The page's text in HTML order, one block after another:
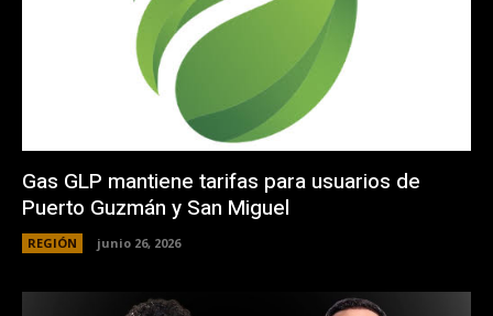
Gas GLP mantiene tarifas para usuarios de
Puerto Guzmán y San Miguel
REGIÓN junio 26, 2026